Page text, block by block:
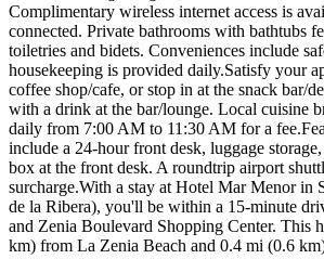
Complimentary wireless internet access is
connected. Private bathrooms with bathtubs
toiletries and bidets. Conveniences include
housekeeping is provided daily.Satisfy your
coffee shop/cafe, or stop in at the snack bar/
with a drink at the bar/lounge. Local cuisine
daily from 7:00 AM to 11:30 AM for a
include a 24-hour front desk, luggage
box at the front desk. A roundtrip airport
surcharge.With a stay at Hotel Mar Menor in
de la Ribera), you'll be within a 15-minute
and Zenia Boulevard Shopping Center. This
km) from La Zenia Beach and 0.4 mi (0.6